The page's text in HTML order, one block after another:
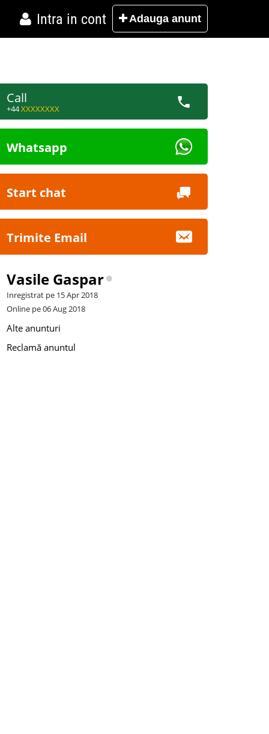
Intra in cont Adauga anunt
Call
+44XXXXXXXX
Whatsapp
Start chat
Trimite Email
Vasile Gaspar
Inregistrat pe 15 Apr 2018
Online pe 06 Aug 2018
Alte anunturi
Reclamă anuntul